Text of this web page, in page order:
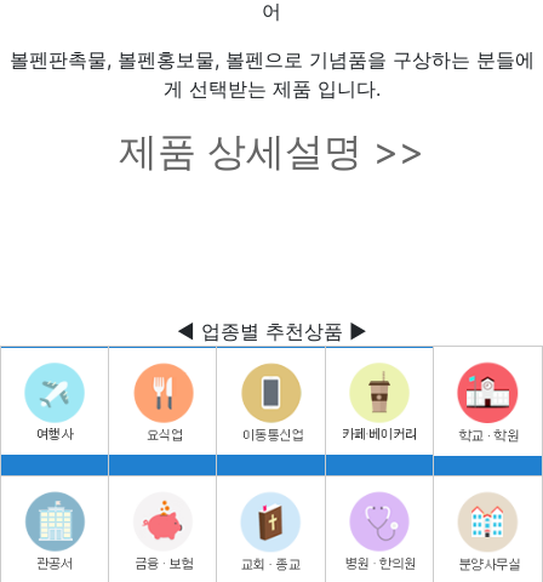
어
볼펜판촉물, 볼펜홍보물, 볼펜으로 기념품을 구상하는 분들에
게 선택받는 제품 입니다.
제품 상세설명 >>
◀ 업종별 추천상품 ▶